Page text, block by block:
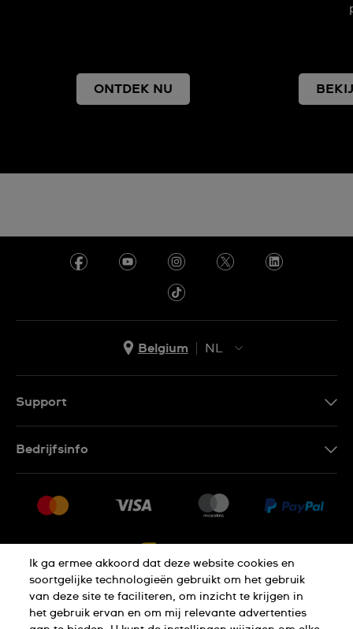
ONTDEK NU
Belgium
NL
Support
Retournering
Verkoopvoorwaarden
Annulering van de overeenkomst
Bedrijfsinfo
Vacatures
Privacy Verklaring Cookies
Ik ga ermee akkoord dat deze website cookies en
soortgelijke technologieën gebruikt om het gebruik
van deze site te faciliteren, om inzicht te krijgen in
het gebruik ervan en om mij relevante advertenties